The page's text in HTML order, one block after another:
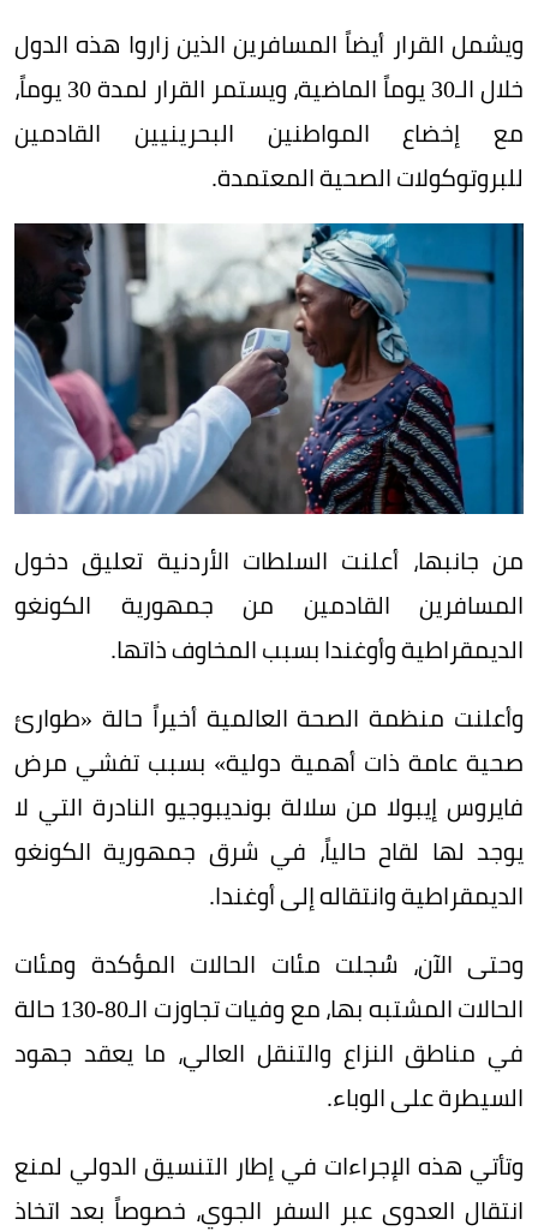
ويشمل القرار أيضاً المسافرين الذين زاروا هذه الدول
خلال الـ30 يوماً الماضية، ويستمر القرار لمدة 30 يوماً،
مع إخضاع المواطنين البحرينيين القادمين
للبروتوكولات الصحية المعتمدة.
من جانبها، أعلنت السلطات الأردنية تعليق دخول
المسافرين القادمين من جمهورية الكونغو
الديمقراطية وأوغندا بسبب المخاوف ذاتها.
وأعلنت منظمة الصحة العالمية أخيراً حالة «طوارئ
صحية عامة ذات أهمية دولية» بسبب تفشي مرض
فايروس إيبولا من سلالة بونديبوجيو النادرة التي لا
يوجد لها لقاح حالياً، في شرق جمهورية الكونغو
الديمقراطية وانتقاله إلى أوغندا.
وحتى الآن، سُجلت مئات الحالات المؤكدة ومئات
الحالات المشتبه بها، مع وفيات تجاوزت الـ80-130 حالة
في مناطق النزاع والتنقل العالي، ما يعقد جهود
السيطرة على الوباء.
وتأتي هذه الإجراءات في إطار التنسيق الدولي لمنع
انتقال العدوى عبر السفر الجوي، خصوصاً بعد اتخاذ